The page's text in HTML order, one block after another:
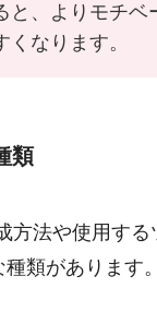
と、よりモチベ
くなります。
類
方法や使用する
類があります。